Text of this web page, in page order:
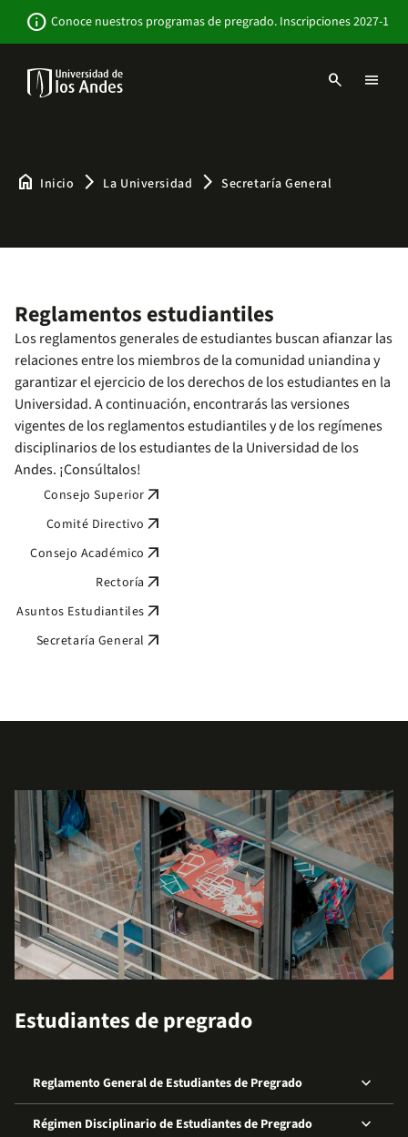
contenido
info Conoce nuestros programas de pregrado. Inscripciones 2027-1
search menu
home Inicio arrow_forward_ios La Universidad arrow_forward_ios Secretaría General
Reglamentos estudiantiles
Los reglamentos generales de estudiantes buscan afianzar las
relaciones entre los miembros de la comunidad uniandina y
garantizar el ejercicio de los derechos de los estudiantes en la
Universidad. A continuación, encontrarás las versiones
vigentes de los reglamentos estudiantiles y de los regímenes
disciplinarios de los estudiantes de la Universidad de los
Andes. ¡Consúltalos!
Consejo Superior arrow_outward
Comité Directivo arrow_outward
Consejo Académico arrow_outward
Rectoría arrow_outward
Asuntos Estudiantiles arrow_outward
Secretaría General arrow_outward
Estudiantes de pregrado
Reglamento General de Estudiantes de Pregrado keyboard_arrow_down
Régimen Disciplinario de Estudiantes de Pregrado keyboard_arrow_down